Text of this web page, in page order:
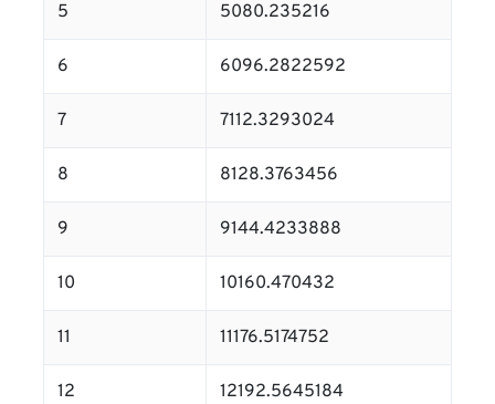
5 5080.235216
6 6096.2822592
7 7112.3293024
8 8128.3763456
9 9144.4233888
10 10160.470432
11 11176.5174752
12 12192.5645184